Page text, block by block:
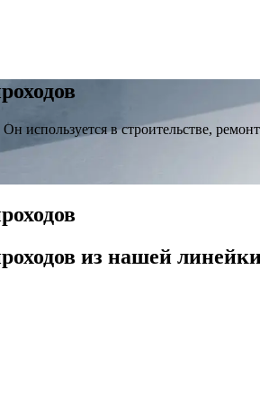
в строительстве,
из нашей